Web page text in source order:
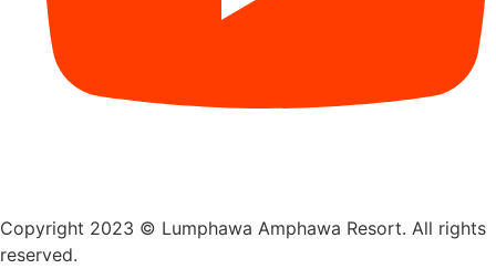
Copyright 2023 © Lumphawa Amphawa Resort. All rights
reserved.